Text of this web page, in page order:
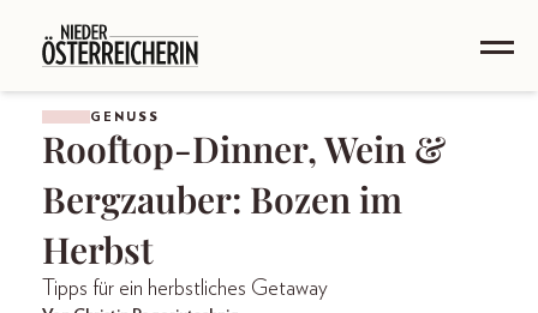
GENUSS
Rooftop-Dinner, Wein &
Bergzauber: Bozen im
Herbst
Tipps für ein herbstliches Getaway